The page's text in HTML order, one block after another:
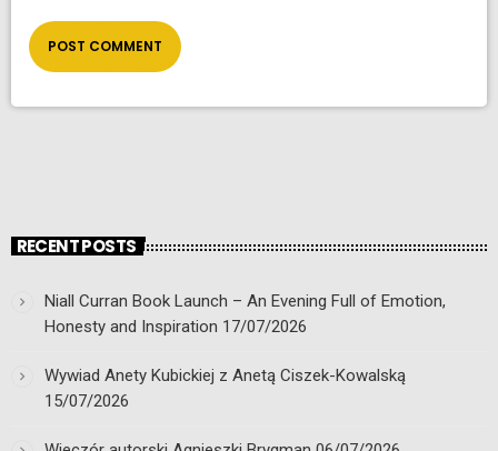
RECENT POSTS
Niall Curran Book Launch – An Evening Full of Emotion,
Honesty and Inspiration 17/07/2026
Wywiad Anety Kubickiej z Anetą Ciszek-Kowalską
15/07/2026